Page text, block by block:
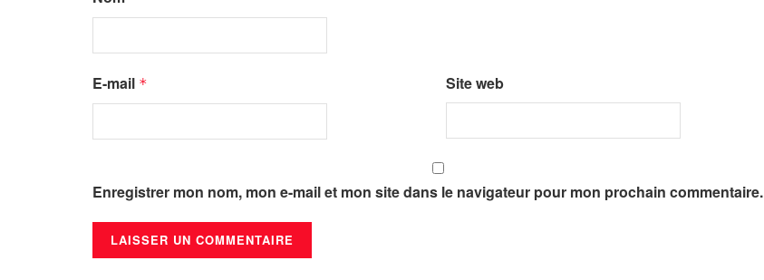
E-mail * Site web
Enregistrer mon nom, mon e-mail et mon site dans le navigateur pour mon prochain commentaire.